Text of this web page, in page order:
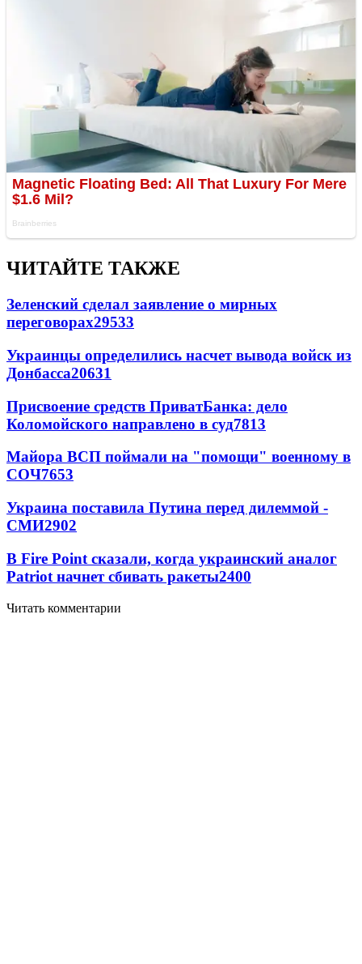
ЧИТАЙТЕ ТАКЖЕ
Зеленский сделал заявление о мирных
переговорах29533
Украинцы определились насчет вывода войск из
Донбасса20631
Присвоение средств ПриватБанка: дело
Коломойского направлено в суд7813
Майора ВСП поймали на "помощи" военному в
СОЧ7653
Украина поставила Путина перед дилеммой -
СМИ2902
В Fire Point сказали, когда украинский аналог
Patriot начнет сбивать ракеты2400
Читать комментарии